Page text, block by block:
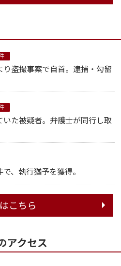
盗撮事案で自首。逮捕・勾留
た被疑者。弁護士が同行し取
、執行猶予を獲得。
こちら
アクセス